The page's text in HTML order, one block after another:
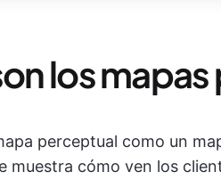
los
perceptual como un
muestra cómo ven los